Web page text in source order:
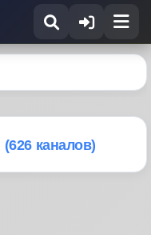
(626 каналов)